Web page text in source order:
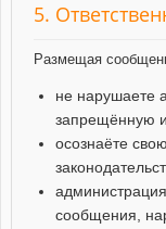
5.
Размещая
не нарушаете
запрещённую
осознаёте
сообщения,